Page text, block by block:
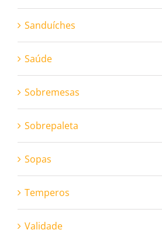
Sanduíches
Saúde
Sobremesas
Sobrepaleta
Sopas
Temperos
Validade